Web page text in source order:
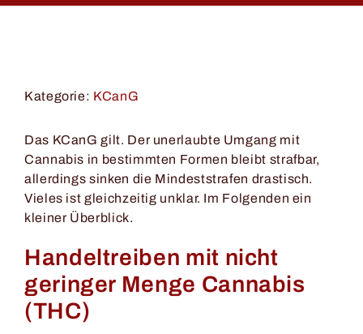
Kategorie: KCanG
Das KCanG gilt. Der unerlaubte Umgang mit
Cannabis in bestimmten Formen bleibt strafbar,
allerdings sinken die Mindeststrafen drastisch.
Vieles ist gleichzeitig unklar. Im Folgenden ein
kleiner Überblick.
Handeltreiben mit nicht
geringer Menge Cannabis
(THC)